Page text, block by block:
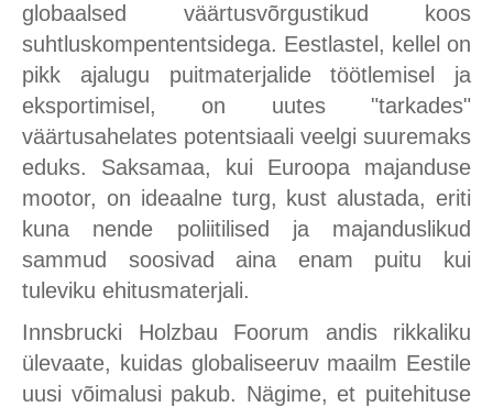
globaalsed väärtusvõrgustikud koos
suhtluskompententsidega. Eestlastel, kellel on
pikk ajalugu puitmaterjalide töötlemisel ja
eksportimisel, on uutes "tarkades"
väärtusahelates potentsiaali veelgi suuremaks
eduks. Saksamaa, kui Euroopa majanduse
mootor, on ideaalne turg, kust alustada, eriti
kuna nende poliitilised ja majanduslikud
sammud soosivad aina enam puitu kui
tuleviku ehitusmaterjali.
Innsbrucki Holzbau Foorum andis rikkaliku
ülevaate, kuidas globaliseeruv maailm Eestile
uusi võimalusi pakub. Nägime, et puitehituse